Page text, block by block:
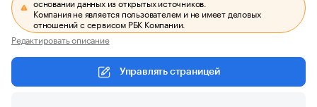
Компания не является пользователем и не имеет деловых
отношений с сервисом РБК Компании.
Редактировать описание
Управлять страницей